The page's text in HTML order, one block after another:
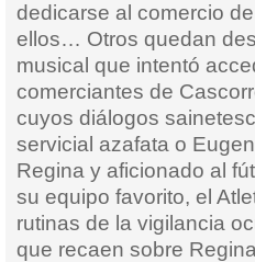
dedicarse al comercio
ellos… Otros quedan
musical que intentó
comerciantes de
cuyos diálogos
servicial azafata o
Regina y aficionado al
su equipo favorito, el
rutinas de la vigilancia
que recaen sobre